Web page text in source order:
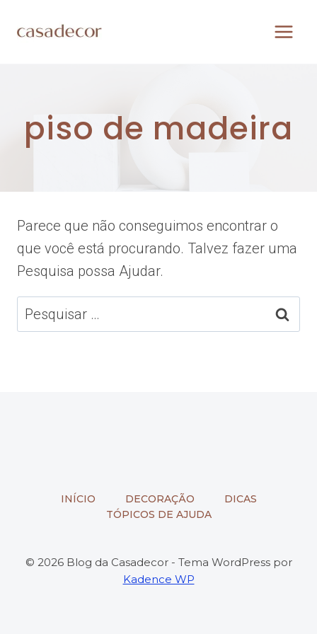
para
piso de madeira
Parece que não conseguimos encontrar o
que você está procurando. Talvez fazer uma
Pesquisa possa Ajudar.
Pesquisar
por:
INÍCIO DECORAÇÃO
DICAS
TÓPICOS DE AJUDA
© 2026 Blog da Casadecor - Tema WordPress por
Kadence WP